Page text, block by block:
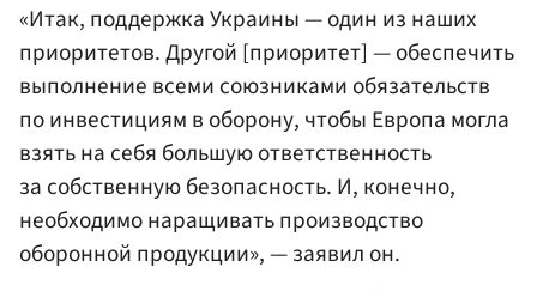
«Итак, поддержка Украины — один из наших
приоритетов. Другой [приоритет] — обеспечить
выполнение всеми союзниками обязательств
по инвестициям в оборону, чтобы Европа могла
взять на себя большую ответственность
за собственную безопасность. И, конечно,
необходимо наращивать производство
оборонной продукции», — заявил он.